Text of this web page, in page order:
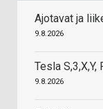
Ajotavat ja
9.8.2026
Tesla
9.8.2026